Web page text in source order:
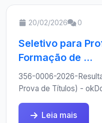
20/02/2026 0
Seletivo para
Formação de ...
356-0006-2026-
Prova de Títulos) -
Leia mais